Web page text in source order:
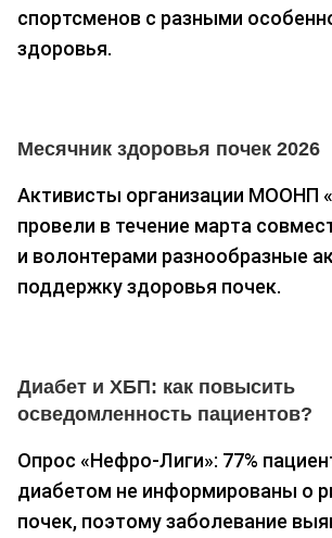
спортсменов с разными
здоровья.
Месячник здоровья почек 2026
Активисты организации МООНП
провели в течение марта
и волонтерами разнообразные
поддержку здоровья почек.
Диабет и ХБП: как повысить
осведомленность пациентов?
Опрос «Нефро-Лиги»: 77%
диабетом не информированы о
почек, поэтому заболевание